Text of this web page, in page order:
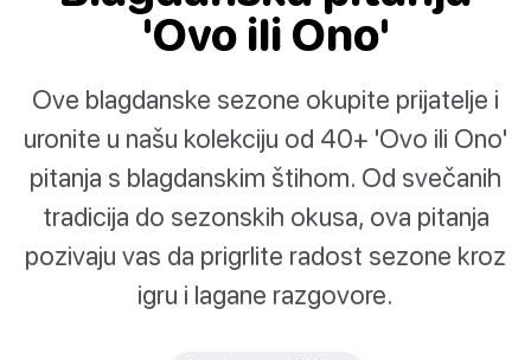
'Ovo ili Ono'
Ove blagdanske sezone okupite prijatelje i
uronite u našu kolekciju od 40+ 'Ovo ili Ono'
pitanja s blagdanskim štihom. Od svečanih
tradicija do sezonskih okusa, ova pitanja
pozivaju vas da prigrlite radost sezone kroz
igru i lagane razgovore.